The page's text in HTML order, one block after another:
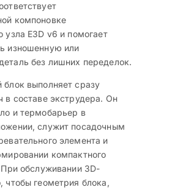
компоновке
узла E3D v6 и помогает
изношенную или
без лишних переделок.
блок выполняет сразу
в составе экструдера. Он
и термобарьер в
служит посадочным
элемента и
компактного
При обслуживании 3D-
чтобы геометрия блока,